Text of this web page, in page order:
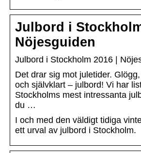
Julbord i
Nöjesguiden
Julbord i Stockholm 2016 |
Det drar sig mot juletider.
och självklart – julbord! Vi har
Stockholms mest intressanta
du …
I och med den väldigt tidiga
ett urval av julbord i Stockholm.